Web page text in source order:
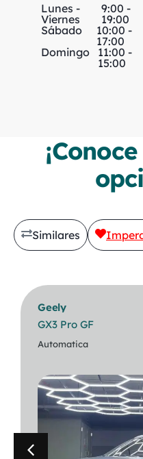
Lunes -
Viernes
9:00 -
19:00
Sábado
10:00 -
17:00
Domingo
11:00 -
15:00
Similares
Geely
GX3 Pro GF
Automatica
Bmw
320i Berlina
Automatica